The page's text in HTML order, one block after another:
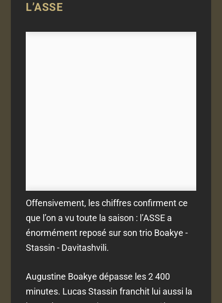
L’ASSE
Offensivement, les chiffres confirment ce
que l’on a vu toute la saison : l’ASSE a
énormément reposé sur son trio Boakye -
Stassin - Davitashvili.
Augustine Boakye dépasse les 2 400
minutes. Lucas Stassin franchit lui aussi la